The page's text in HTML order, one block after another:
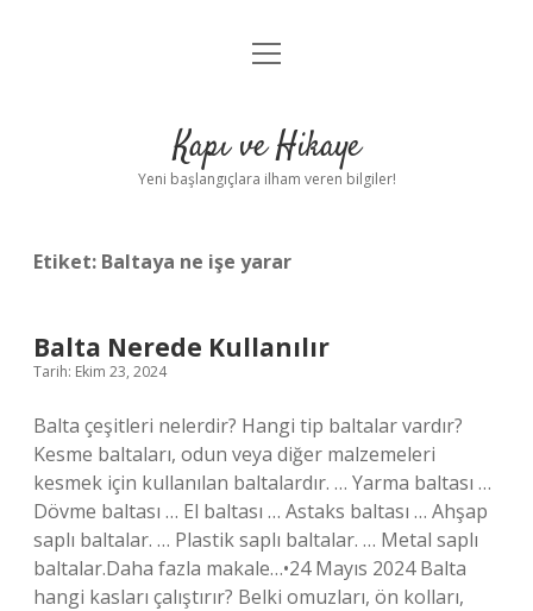
Anasayfa
Yasal Uyarı
menüyü
Kapı ve Hikaye
Yeni başlangıçlara ilham veren bilgiler!
Etiket: Baltaya ne işe yarar
Balta Nerede Kullanılır
Tarih: Ekim 23, 2024
Balta çeşitleri nelerdir? Hangi tip baltalar vardır?
Kesme baltaları, odun veya diğer malzemeleri
kesmek için kullanılan baltalardır. … Yarma baltası …
Dövme baltası … El baltası … Astaks baltası … Ahşap
saplı baltalar. … Plastik saplı baltalar. … Metal saplı
baltalar.Daha fazla makale…•24 Mayıs 2024 Balta
hangi kasları çalıştırır? Belki omuzları, ön kolları,